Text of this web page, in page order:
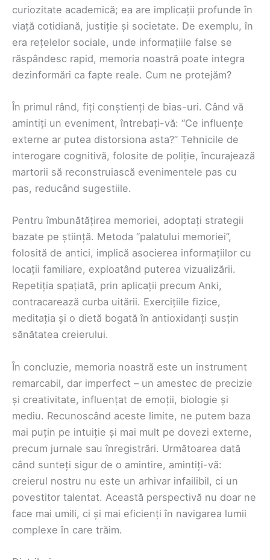
curiozitate academică; ea are implicații profunde în
viață cotidiană, justiție și societate. De exemplu, în
era rețelelor sociale, unde informațiile false se
răspândesc rapid, memoria noastră poate integra
dezinformări ca fapte reale. Cum ne protejăm?
În primul rând, fiți conștienți de bias-uri. Când vă
amintiți un eveniment, întrebați-vă: “Ce influențe
externe ar putea distorsiona asta?” Tehnicile de
interogare cognitivă, folosite de poliție, încurajează
martorii să reconstruiască evenimentele pas cu
pas, reducând sugestiile.
Pentru îmbunătățirea memoriei, adoptați strategii
bazate pe știință. Metoda “palatului memoriei”,
folosită de antici, implică asocierea informațiilor cu
locații familiare, exploatând puterea vizualizării.
Repetiția spațiată, prin aplicații precum Anki,
contracarează curba uitării. Exercițiile fizice,
meditația și o dietă bogată în antioxidanți susțin
sănătatea creierului.
În concluzie, memoria noastră este un instrument
remarcabil, dar imperfect – un amestec de precizie
și creativitate, influențat de emoții, biologie și
mediu. Recunoscând aceste limite, ne putem baza
mai puțin pe intuiție și mai mult pe dovezi externe,
precum jurnale sau înregistrări. Următoarea dată
când sunteți sigur de o amintire, amintiți-vă:
creierul nostru nu este un arhivar infailibil, ci un
povestitor talentat. Această perspectivă nu doar ne
face mai umili, ci și mai eficienți în navigarea lumii
complexe în care trăim.